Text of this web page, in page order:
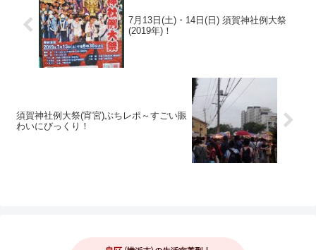
7月13日(土)・14日(日) 須賀神社例大祭
(2019年)！
須賀神社例大祭(宵宮)ぷちレポ～すごい賑
わいにびっくり！